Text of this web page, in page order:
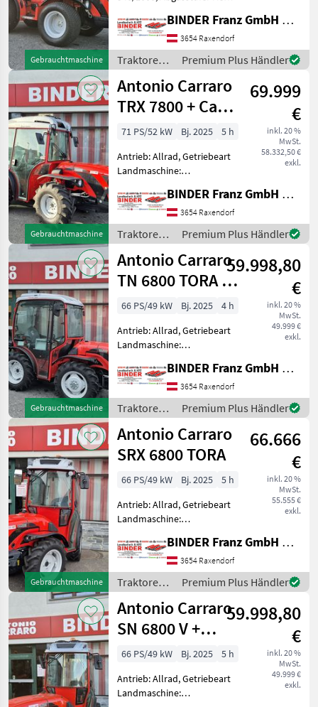
Gebrauchtmaschine
Höchstgeschwindigkeit in
km/h: 30 km/h, Getriebeart
Landmaschine: Stufenloses
Getriebe, Antrieb:
BINDER Franz GmbH & CoKG
3654 Raxendorf
Traktoren /
Antonio
Carraro
Premium Plus Händler
Gebrauchtmaschine
Antonio Carraro
TRX 7800 + Cab +
Joy + Uniflex
69.999
€
inkl. 20 %
MwSt.
58.332,50 €
exkl.
71 PS/52 kW Bj. 2025
5 h
Antrieb: Allrad, Getriebeart
Landmaschine:
Kabine,
Zapfwellendrehzahl:
540/750,
Höchstgeschwindigkeit in
km/h: 40 km/h, Abgasstufe:
Tier 5, Bolz
BINDER Franz GmbH & CoKG
3654 Raxendorf
Traktoren /
Antonio
Carraro
Premium Plus Händler
Gebrauchtmaschine
Antonio Carraro
TN 6800 TORA +
RedCab
59.998,80
€
inkl. 20 %
MwSt.
49.999 €
exkl.
66 PS/49 kW Bj. 2025
4 h
Antrieb: Allrad, Getriebeart
Landmaschine:
Kabine,
Zapfwellendrehzahl:
540/750,
Höchstgeschwindigkeit in
km/h: 30 km/h, Aufladung:
Turbolader m
BINDER Franz GmbH & CoKG
3654 Raxendorf
Traktoren /
Antonio
Carraro
Premium Plus Händler
Gebrauchtmaschine
Antonio Carraro
SRX 6800 TORA
66.666
€
inkl. 20 %
MwSt.
55.555 €
exkl.
66 PS/49 kW Bj. 2025
5 h
Antrieb: Allrad, Getriebeart
Landmaschine:
Kabine,
Zapfwellendrehzahl:
540/750,
Höchstgeschwindigkeit in
km/h: 30 km/h, Aufladung:
Turbolader m
BINDER Franz GmbH & CoKG
3654 Raxendorf
Traktoren /
Antonio
Carraro
Premium Plus Händler
Antonio Carraro
SN 6800 V +
RedCab + FH
59.998,80
€
inkl. 20 %
MwSt.
49.999 €
exkl.
66 PS/49 kW Bj. 2025
5 h
Antrieb: Allrad, Getriebeart
Landmaschine: